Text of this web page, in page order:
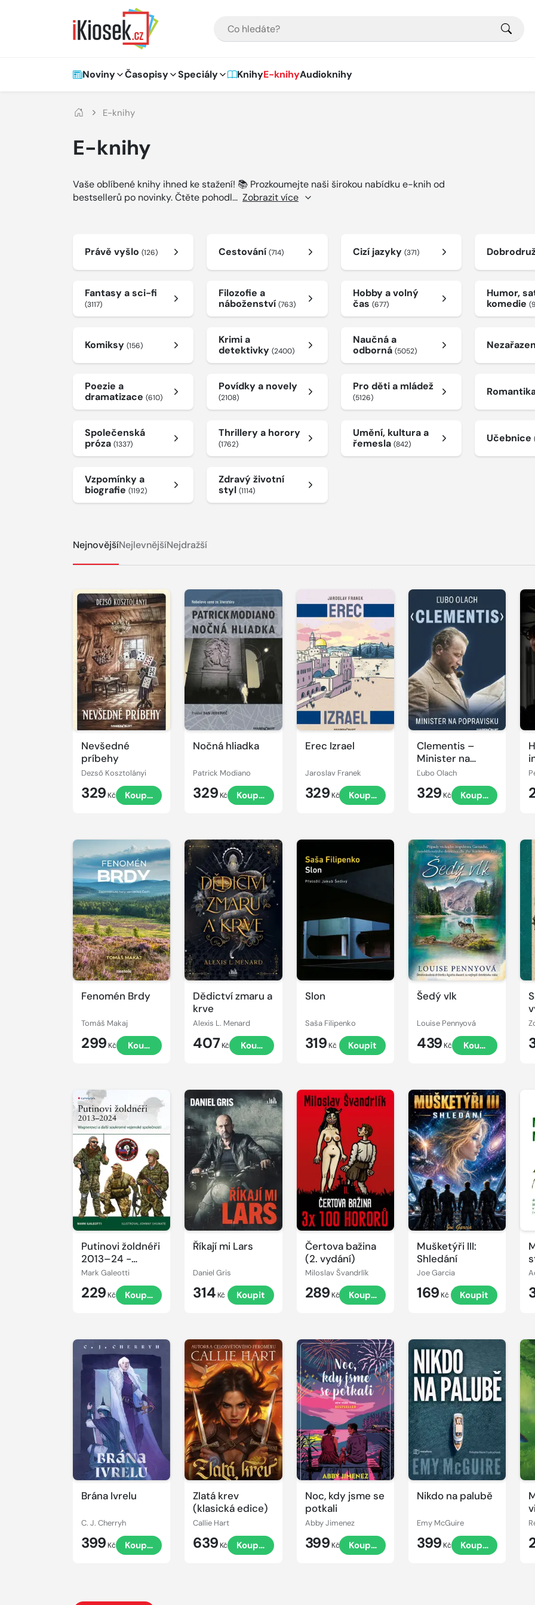
Hlavní navigace
Noviny Časopisy Speciály KnihyE-knihyAudioknihy
E-knihy
E-knihy
Vaše oblíbené knihy ihned ke stažení! 📚 Prozkoumejte naši širokou nabídku e-knih od
bestsellerů po novinky. Čtěte pohodl... Zobrazit více
Právě vyšlo (126) Cestování(714) Cizí jazyky (371)
Fantasy a sci-fi
(3117)
Filozofie a
náboženství(763)
Hobby a volný
čas (677)
Humor,
komedie
Komiksy (156)
Krimi a
detektivky(2400)
Naučná a
odborná (5052)
Poezie a
dramatizace (610)
Povídky a novely
(2108)
Pro děti a mládež
(5126)
Společenská
próza (1337)
Thrillery a horory
(1762)
Umění, kultura a
řemesla (842) Učebnice
Vzpomínky a
biografie (1192)
Zdravý životní
styl(1114)
NejnovějšíNejlevnějšíNejdražší
Nevšedné
príbehy
Dezső Kosztolányi
329 Kč Koupit
Nočná hliadka
Patrick Modiano
329 Kč Koupit
Erec Izrael
Jaroslav Franek
329 Kč Koupit
Clementis –
Minister na
popravisku
Ľubo Olach
329 Kč Koupit
Fenomén Brdy
Tomáš Makaj
299 Kč Koupit
Dědictví zmaru a
krve
Alexis L. Menard
407 Kč Koupit
Slon
Saša Filipenko
319 Kč Koupit
Šedý vlk
Louise Pennyová
439 Kč Koupit
Putinovi žoldnéři
2013–24 -
Wagnerova
skupina a další
ruské soukromé
vojenské
Mark Galeotti
229 Kč Koupit
Říkají mi Lars
Daniel Gris
314 Kč Koupit
Čertova bažina
(2. vydání)
Miloslav Švandrlík
289 Kč Koupit
Mušketýři III:
Shledání
Joe Garcia
169 Kč Koupit
Brána Ivrelu
C. J. Cherryh
399 Kč Koupit
Zlatá krev
(klasická edice)
Callie Hart
639 Kč Koupit
Noc, kdy jsme se
potkali
Abby Jimenez
399 Kč Koupit
Nikdo na palubě
Emy McGuire
399 Kč Koupit